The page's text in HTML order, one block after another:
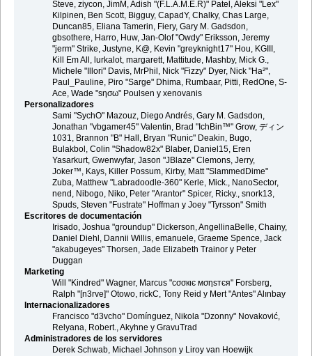
Steve, ziycon, JimM, Adish "(F.L.A.M.E.R)" Patel, Aleksi "Lex"
Kilpinen, Ben Scott, Bigguy, CapadY, Chalky, Chas Large,
Duncan85, Eliana Tamerin, Fiery, Gary M. Gadsdon,
gbsothere, Harro, Huw, Jan-Olof "Owdy" Eriksson, Jeremy
"jerm" Strike, Justyne, K@, Kevin "greyknight17" Hou, KGIII,
Kill Em All, lurkalot, margarett, Mattitude, Mashby, Mick G.,
Michele "Illori" Davis, MrPhil, Nick "Fizzy" Dyer, Nick "Ha²",
Paul_Pauline, Piro "Sarge" Dhima, Rumbaar, Pitti, RedOne, S-
Ace, Wade "sησω" Poulsen y xenovanis
Personalizadores
Sami "SychO" Mazouz, Diego Andrés, Gary M. Gadsdon,
Jonathan "vbgamer45" Valentin, Brad "IchBin™" Grow, ディン
1031, Brannon "B" Hall, Bryan "Runic" Deakin, Bugo,
Bulakbol, Colin "Shadow82x" Blaber, Daniel15, Eren
Yasarkurt, Gwenwyfar, Jason "JBlaze" Clemons, Jerry,
Joker™, Kays, Killer Possum, Kirby, Matt "SlammedDime"
Zuba, Matthew "Labradoodle-360" Kerle, Mick., NanoSector,
nend, Nibogo, Niko, Peter "Arantor" Spicer, Ricky., snork13,
Spuds, Steven "Fustrate" Hoffman y Joey "Tyrsson" Smith
Escritores de documentación
Irisado, Joshua "groundup" Dickerson, AngellinaBelle, Chainy,
Daniel Diehl, Dannii Willis, emanuele, Graeme Spence, Jack
"akabugeyes" Thorsen, Jade Elizabeth Trainor y Peter
Duggan
Marketing
Will "Kindred" Wagner, Marcus "cσσкιє мσηѕтєя" Forsberg,
Ralph "[n3rve]" Otowo, rickC, Tony Reid y Mert "Antes" Alınbay
Internacionalizadores
Francisco "d3vcho" Domínguez, Nikola "Dzonny" Novaković,
Relyana, Robert., Akyhne y GravuTrad
Administradores de los servidores
Derek Schwab, Michael Johnson y Liroy van Hoewijk